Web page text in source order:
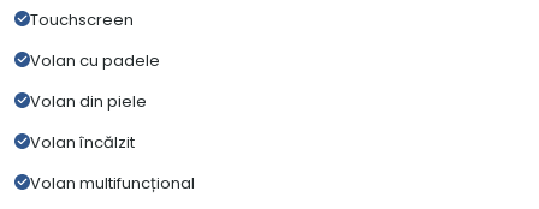
Touchscreen
Volan cu padele
Volan din piele
Volan încălzit
Volan multifuncțional